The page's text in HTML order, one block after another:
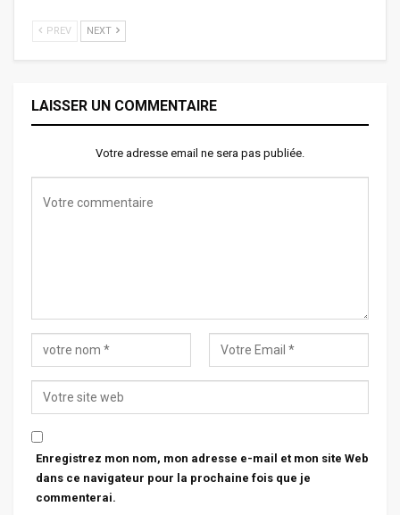
PREV NEXT
LAISSER UN COMMENTAIRE
Votre adresse email ne sera pas publiée.
Enregistrez mon nom, mon adresse e-mail et mon site Web
dans ce navigateur pour la prochaine fois que je
commenterai.